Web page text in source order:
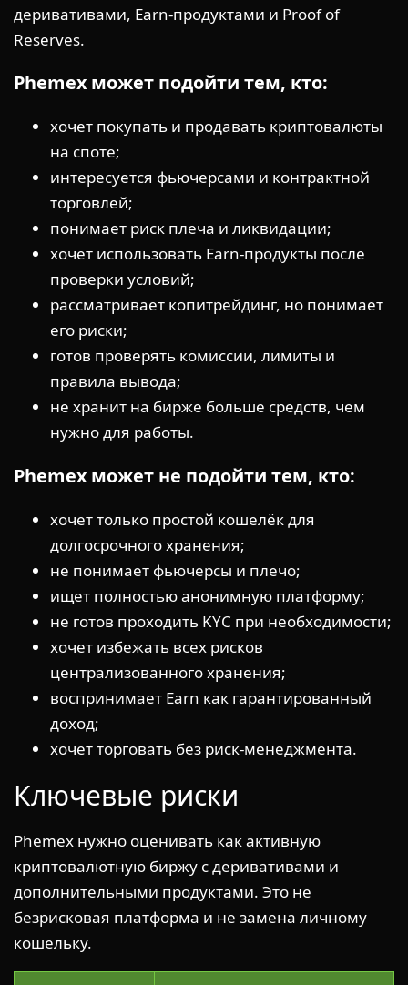
деривативами, Earn-продуктами и Proof of
Reserves.
Phemex может подойти тем, кто:
хочет покупать и продавать криптовалюты
на споте;
интересуется фьючерсами и контрактной
торговлей;
понимает риск плеча и ликвидации;
хочет использовать Earn-продукты после
проверки условий;
рассматривает копитрейдинг, но понимает
его риски;
готов проверять комиссии, лимиты и
правила вывода;
не хранит на бирже больше средств, чем
нужно для работы.
Phemex может не подойти тем, кто:
хочет только простой кошелёк для
долгосрочного хранения;
не понимает фьючерсы и плечо;
ищет полностью анонимную платформу;
не готов проходить KYC при необходимости;
хочет избежать всех рисков
централизованного хранения;
воспринимает Earn как гарантированный
доход;
хочет торговать без риск-менеджмента.
Ключевые риски
Phemex нужно оценивать как активную
криптовалютную биржу с деривативами и
дополнительными продуктами. Это не
безрисковая платформа и не замена личному
кошельку.